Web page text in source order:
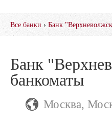
Все банки › Банк
Банк
банкоматы
Москва,